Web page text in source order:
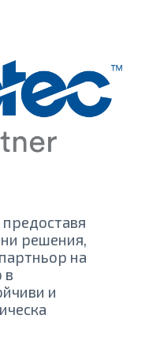
решения,
на
в
и